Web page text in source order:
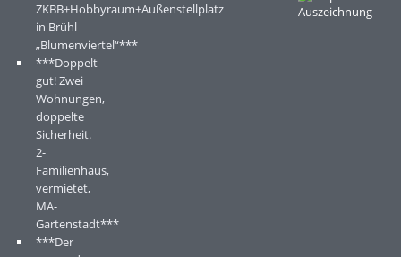
ZKBB+Hobbyraum+Außenstellplatz
in Brühl
„Blumenviertel“***
***Doppelt
gut! Zwei
Wohnungen,
doppelte
Sicherheit.
2-
Familienhaus,
vermietet,
MA-
Gartenstadt***
***Der